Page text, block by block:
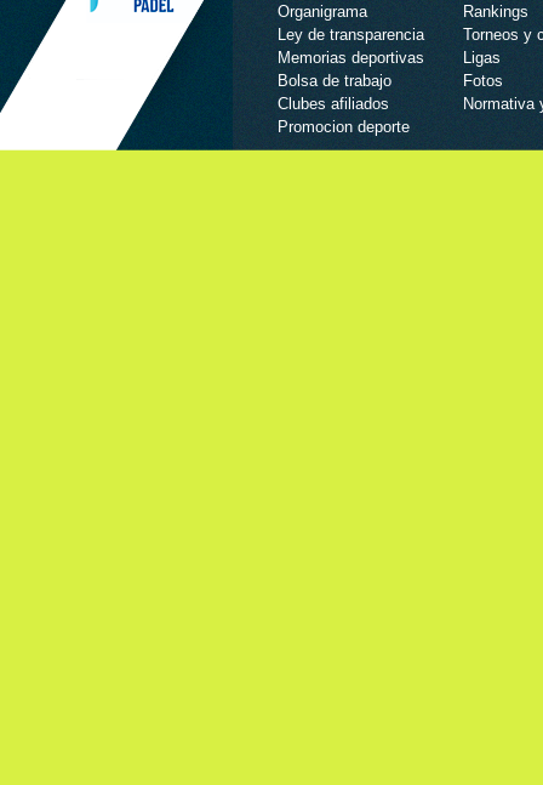
Organigrama
Ley de transparencia
Memorias deportivas
Bolsa de trabajo
Clubes afiliados
Promocion deporte
Rankings
Torneos y
Ligas
Fotos
Normativa